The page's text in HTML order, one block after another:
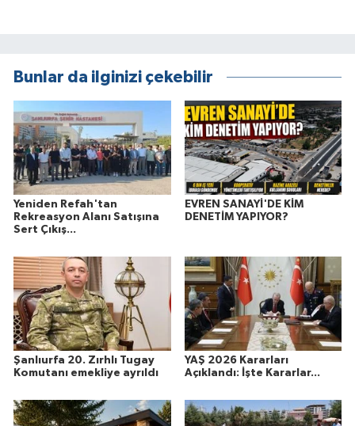
Bunlar da ilginizi çekebilir
Yeniden Refah'tan
Rekreasyon Alanı Satışına
Sert Çıkış...
EVREN SANAYİ'DE KİM
DENETİM YAPIYOR?
Şanlıurfa 20. Zırhlı Tugay
Komutanı emekliye ayrıldı
YAŞ 2026 Kararları
Açıklandı: İşte Kararlar...